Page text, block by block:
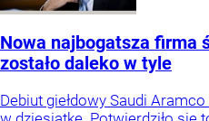
Nowa najbogatsza firma
zostało daleko w tyle
Debiut giełdowy Saudi Aramco